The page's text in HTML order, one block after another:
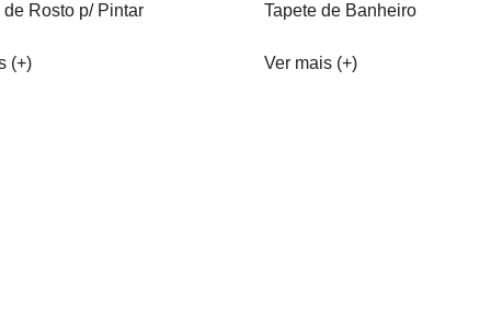
de Rosto p/ Pintar
(+)
Tapete de Banheiro
Ver mais (+)